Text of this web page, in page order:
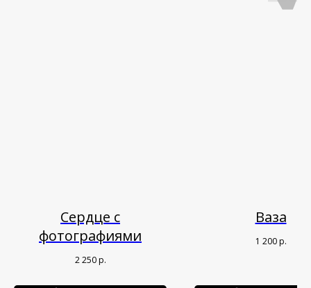
Сердце с
фотографиями
2 250 р.
Ваза
1 200 р.